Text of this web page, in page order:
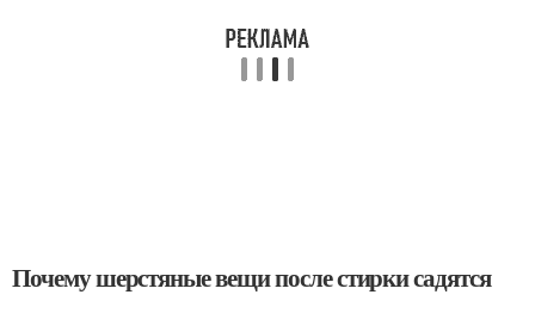
Почему шерстяные вещи после стирки садятся